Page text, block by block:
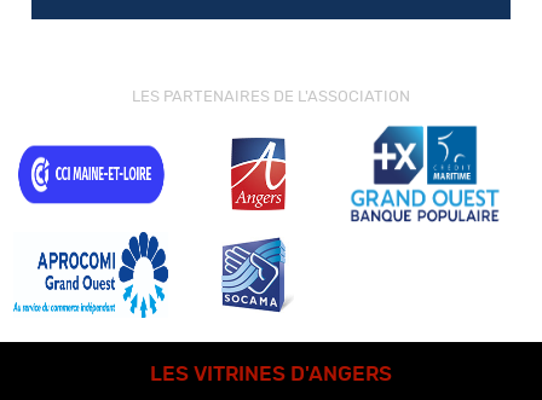
LES PARTENAIRES DE L'ASSOCIATION
LES VITRINES D'ANGERS